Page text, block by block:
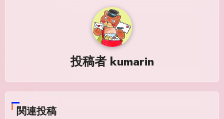
ン
投稿者 kumarin
関連投稿